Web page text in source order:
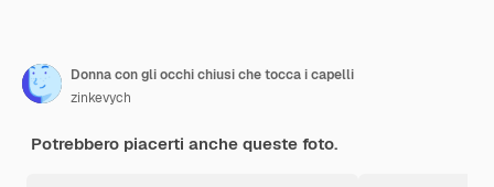
Donna con gli occhi chiusi che tocca i capelli
zinkevych
Potrebbero piacerti anche queste foto.